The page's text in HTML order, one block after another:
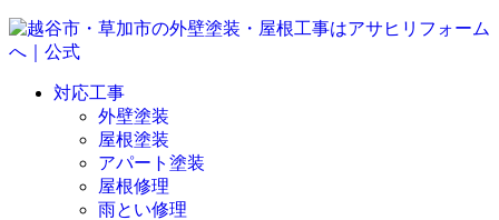
対応工事
外壁塗装
屋根塗装
アパート塗装
屋根修理
雨とい修理